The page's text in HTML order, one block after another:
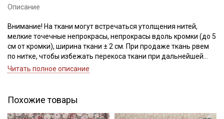
Описание
Внимание! На ткани могут встречаться утолщения нитей,
мелкие точечные непрокрасы, непрокрасы вдоль кромки (до 5
см от кромки), ширина ткани ± 2 см. При продаже ткань рвем
по нитке, чтобы избежать перекоса ткани при дальнейшей
обработке.
Сатин – это хлопковый материал из крученой нити двойного
плетения, благодаря особому плетению нитей имеет гладкую,
блестящую лицевую поверхность и шероховатую, плотную
Читать полное описание
Похожие товары